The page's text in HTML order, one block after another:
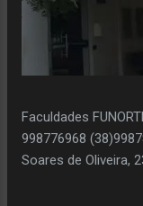
Faculdades
998776968
Soares de Oliveira,